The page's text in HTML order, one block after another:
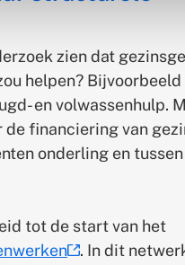
zien dat
helpen?
en volwassenhulp.
financiering van
onderling en tussen
tot de start van het
(externe
. In dit